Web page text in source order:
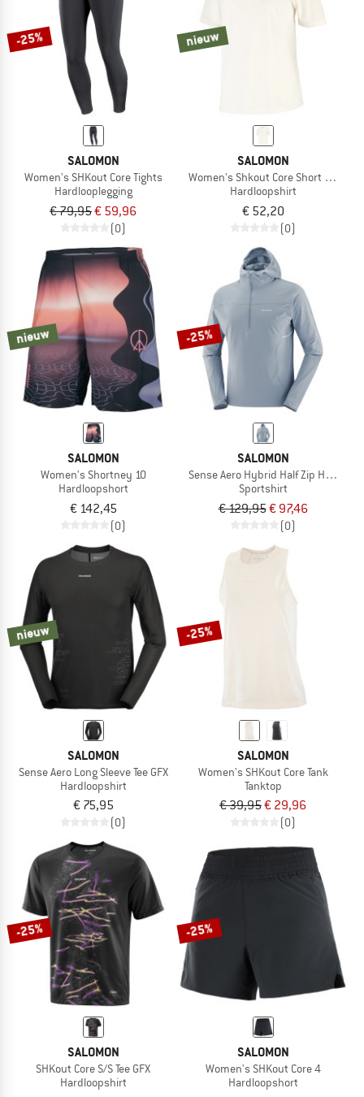
-25%
SALOMON
Women's SHKout Core Tights
Hardlooplegging
€ 79,95€ 59,96
(0)
nieuw
SALOMON
Women's Shkout Core Short Sleeve
Hardloopshirt
€ 52,20
(0)
nieuw
SALOMON
Women's Shortney 10
Hardloopshort
€ 142,45
(0)
-25%
SALOMON
Sense Aero Hybrid Half Zip Hoodie
Sportshirt
€ 129,95€ 97,46
(0)
nieuw
SALOMON
Sense Aero Long Sleeve Tee GFX
Hardloopshirt
€ 75,95
(0)
-25%
SALOMON
Women's SHKout Core Tank
Tanktop
€ 39,95€ 29,96
(0)
-25%
SALOMON
SHKout Core S/S Tee GFX
Hardloopshirt
-25%
SALOMON
Women's SHKout Core 4
Hardloopshort